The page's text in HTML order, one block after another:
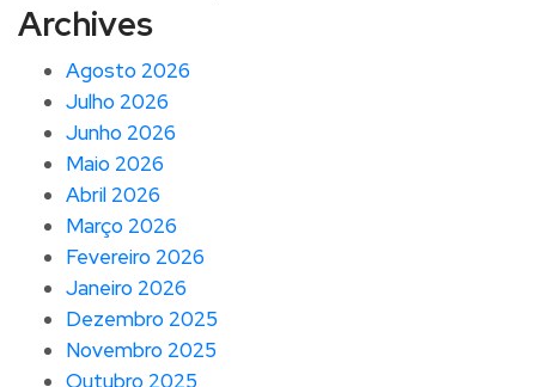
Archives
Agosto 2026
Julho 2026
Junho 2026
Maio 2026
Abril 2026
Março 2026
Fevereiro 2026
Janeiro 2026
Dezembro 2025
Novembro 2025
Outubro 2025